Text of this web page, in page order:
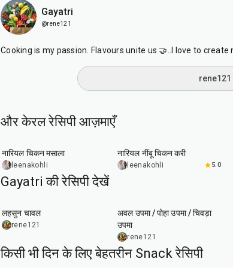
Gayatri
@rene121
Cooking is my passion. Flavours unite us 🤝..I love to
rene121
और केरल रेसिपी आज़माएँ
नारियल चिकन मसाला
leenakohli
नारियल नींबू चिकन करी
leenakohli 5.0
Gayatri की रेसिपी देखें
लहसुन चावल
rene121
अवल उपमा / पोहा उपमा / चिवड़ा
उपमा
rene121
किसी भी दिन के लिए बेहतरीन Snack रेसिपी